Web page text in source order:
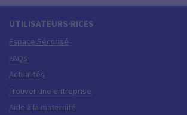
UTILISATEURS·RICES
Espace Sécurisé
FAQs
Actualités
Trouver une entreprise
Aide à la maternité